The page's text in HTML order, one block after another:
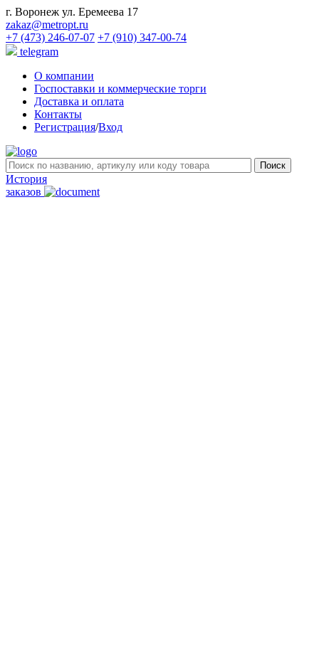
г. Воронеж ул. Еремеева 17
zakaz@metropt.ru
+7 (473) 246-07-07 +7 (910) 347-00-74
telegram
О компании
Госпоставки и коммерческие торги
Доставка и оплата
Контакты
Регистрация/Вход
История
заказов